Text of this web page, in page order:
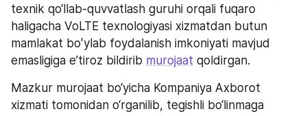
texnik qo‘llab-quvvatlash guruhi orqali fuqaro
haligacha VoLTE texnologiyasi xizmatdan butun
mamlakat boʻylab foydalanish imkoniyati mavjud
emasligiga e’tiroz bildirib murojaat qoldirgan.
Mazkur murojaat bo‘yicha Kompaniya Axborot
xizmati tomonidan o‘rganilib, tegishli bo‘linmaga